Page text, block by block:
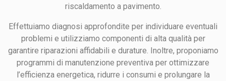
riscaldamento a pavimento.
Effettuiamo diagnosi approfondite per individuare eventuali
problemi e utilizziamo componenti di alta qualità per
garantire riparazioni affidabili e durature. Inoltre, proponiamo
programmi di manutenzione preventiva per ottimizzare
l’efficienza energetica, ridurre i consumi e prolungare la